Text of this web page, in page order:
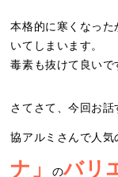
本格的に寒くなっ
いてしまいます。
毒素も抜けて良いで
さてさて、今回お
協アルミさんで人気
ナ」
のバリ